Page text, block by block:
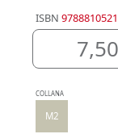
ISBN
COLLANA
M2